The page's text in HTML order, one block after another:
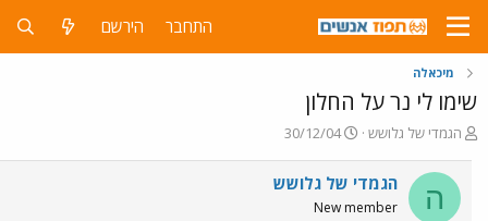
התחבר הירשם
מיכאלה
שימו לי נר על החלון
פ
ח
ה
הגמדי של גלושש
פ
ס
ם
30/12/04
ה הגמדי של גלושש
New member